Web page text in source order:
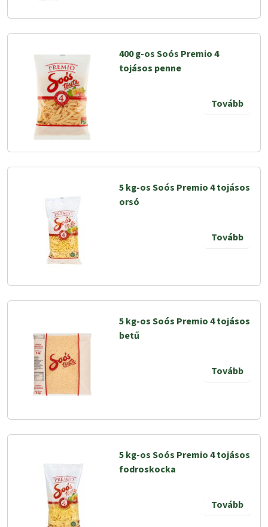
400 g-os Soós Premio 4
tojásos penne
Tovább
5 kg-os Soós Premio 4 tojásos
orsó
Tovább
5 kg-os Soós Premio 4 tojásos
betű
Tovább
5 kg-os Soós Premio 4 tojásos
fodroskocka
Tovább